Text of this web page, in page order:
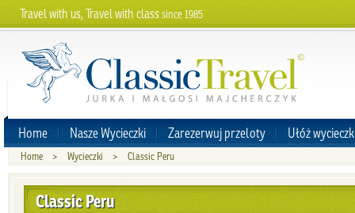
Travel with us, Travel with classsince 1985
Home Nasze Wycieczki Zarezerwuj przeloty Ułóż
Home > Wycieczki > Classic Peru
Classic Peru